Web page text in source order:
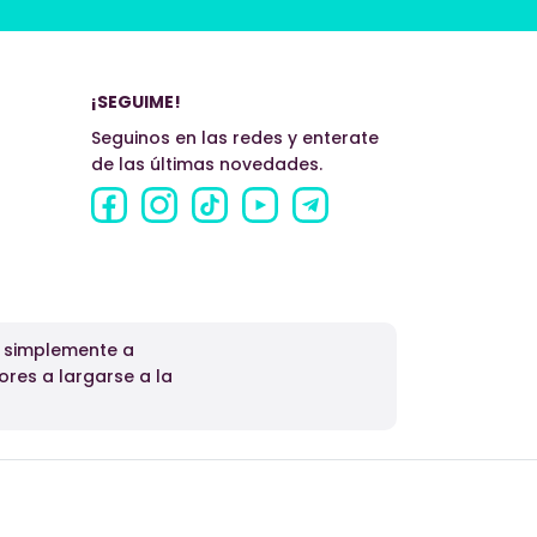
¡SEGUIME!
Seguinos en las redes y enterate
de las últimas novedades.
a
a largarse a la